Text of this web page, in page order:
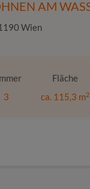
Wien
3
Fläche
ca. 115,3 m2